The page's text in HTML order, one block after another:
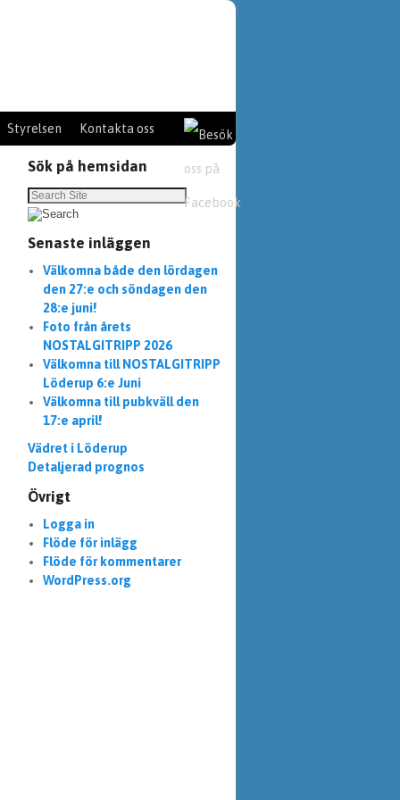
Styrelsen Kontakta oss
Sök på hemsidan
Senaste inläggen
Välkomna både den lördagen
den 27:e och söndagen den
28:e juni!
Foto från årets
NOSTALGITRIPP 2026
Välkomna till NOSTALGITRIPP
Löderup 6:e Juni
Välkomna till pubkväll den
17:e april!
Vädret i Löderup
Detaljerad prognos
Övrigt
Logga in
Flöde för inlägg
Flöde för kommentarer
WordPress.org